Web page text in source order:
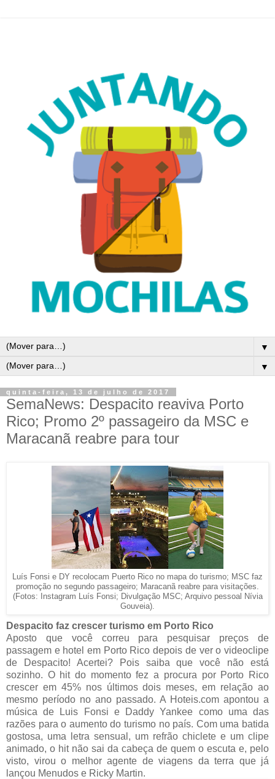
▼
▼
quinta-feira, 13 de julho de 2017
SemaNews: Despacito reaviva Porto
Rico; Promo 2º passageiro da MSC e
Maracanã reabre para tour
Luís Fonsi e DY recolocam Puerto Rico no mapa do turismo; MSC faz
promoção no segundo passageiro; Maracanã reabre para visitações.
(Fotos: Instagram Luís Fonsi; Divulgação MSC; Arquivo pessoal Nívia
Gouveia).
Despacito faz crescer turismo em Porto Rico
Aposto que você correu para pesquisar preços de
passagem e hotel em Porto Rico depois de ver o videoclipe
de Despacito! Acertei? Pois saiba que você não está
sozinho. O hit do momento fez a procura por Porto Rico
crescer em 45% nos últimos dois meses, em relação ao
mesmo período no ano passado. A Hoteis.com apontou a
música de Luis Fonsi e Daddy Yankee como uma das
razões para o aumento do turismo no país. Com uma batida
gostosa, uma letra sensual, um refrão chiclete e um clipe
animado, o hit não sai da cabeça de quem o escuta e, pelo
visto, virou o melhor agente de viagens da terra que já
lançou Menudos e Ricky Martin.